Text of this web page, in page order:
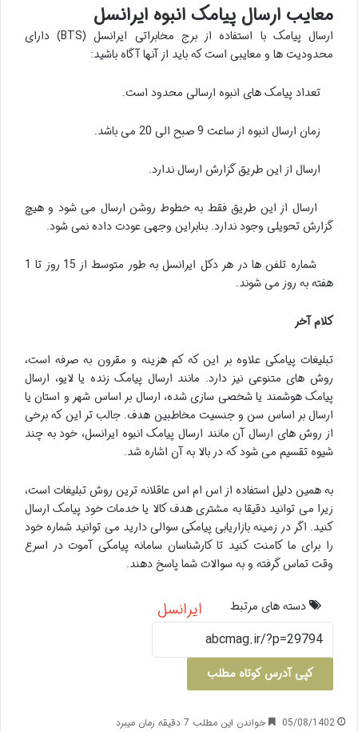
معایب ارسال پیامک انبوه ایرانسل
ارسال پیامک با استفاده از برج مخابراتی ایرانسل (BTS) دارای
محدودیت ها و معایبی است که باید از آنها آگاه باشید:
تعداد پیامک های انبوه ارسالی محدود است.
زمان ارسال انبوه از ساعت 9 صبح الی 20 می باشد.
ارسال از این طریق گزارش ارسال ندارد.
ارسال از این طریق فقط به خطوط روشن ارسال می شود و هیچ
گزارش تحویلی وجود ندارد. بنابراین وجهی عودت داده نمی شود.
شماره تلفن ها در هر دکل ایرانسل به طور متوسط ​​از 15 روز تا 1
هفته به روز می شوند.
کلام آخر
تبلیغات پیامکی علاوه بر این که کم هزینه و مقرون به صرفه است،
روش های متنوعی نیز دارد. مانند ارسال پیامک زنده یا لایو، ارسال
پیامک هوشمند یا شخصی سازی شده، ارسال بر اساس شهر و استان یا
ارسال بر اساس سن و جنسیت مخاطبین هدف. جالب تر این که برخی
از روش های ارسال آن مانند ارسال پیامک انبوه ایرانسل، خود به چند
شیوه تقسیم می شود که در بالا به آن اشاره شد.
به همین دلیل استفاده از اس ام اس عاقلانه ترین روش تبلیغات است،
زیرا می توانید دقیقا به مشتری هدف کالا یا خدمات خود پیامک ارسال
کنید. اگر در زمینه بازاریابی پیامکی سوالی دارید می توانید شماره خود
را برای ما کامنت کنید تا کارشناسان سامانه پیامکی آموت در اسرع
وقت تماس گرفته و به سوالات شما پاسخ دهند.
دسته های مرتبط ایرانسل
کپی آدرس کوتاه مطلب
05/08/1402 خواندن این مطلب 7 دقیقه زمان میبرد